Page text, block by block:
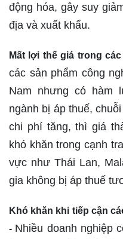
động hóa, gây suy
địa và xuất khẩu.
Mất lợi thế giá trong
các sản phẩm công
Nam nhưng có hàm
ngành bị áp thuế,
chi phí tăng, thì giá
khó khăn trong cạnh
vực như Thái Lan,
gia không bị áp thuế
Khó khăn khi tiếp cận
- Nhiều doanh nghiệp